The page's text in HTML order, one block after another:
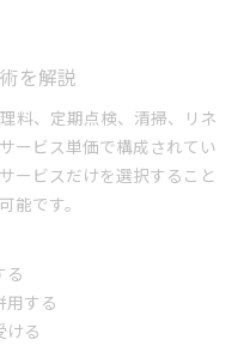
を解説
料、定期点検、清掃、リネ
ービス単価で構成されてい
ービスだけを選択すること
能です。
る
用する
ける